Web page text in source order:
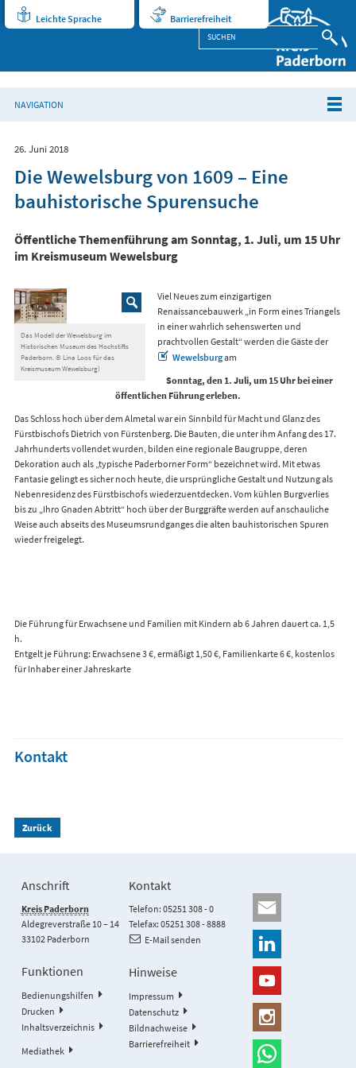
Leichte Sprache Barrierefreiheit
NAVIGATION
26. Juni 2018
Die Wewelsburg von 1609 – Eine
bauhistorische Spurensuche
Öffentliche Themenführung am Sonntag, 1. Juli, um 15 Uhr
im Kreismuseum Wewelsburg
Das Modell der Wewelsburg im
Historischen Museum des Hochstifts
Paderborn. © Lina Loos für das
Kreismuseum Wewelsburg)
Viel Neues zum einzigartigen
Renaissancebauwerk „in Form eines Triangels
in einer wahrlich sehenswerten und
prachtvollen Gestalt“ werden die Gäste der
Wewelsburgam
Sonntag, den 1. Juli, um 15 Uhr bei einer
öffentlichen Führung erleben.
Das Schloss hoch über dem Almetal war ein Sinnbild für Macht und Glanz des
Fürstbischofs Dietrich von Fürstenberg. Die Bauten, die unter ihm Anfang des 17.
Jahrhunderts vollendet wurden, bilden eine regionale Baugruppe, deren
Dekoration auch als „typische Paderborner Form“ bezeichnet wird. Mit etwas
Fantasie gelingt es sicher noch heute, die ursprüngliche Gestalt und Nutzung als
Nebenresidenz des Fürstbischofs wiederzuentdecken. Vom kühlen Burgverlies
bis zu „Ihro Gnaden Abtritt“ hoch über der Burggräfte werden auf anschauliche
Weise auch abseits des Museumsrundganges die alten bauhistorischen Spuren
wieder freigelegt.
Die Führung für Erwachsene und Familien mit Kindern ab 6 Jahren dauert ca. 1,5
h.
Entgelt je Führung: Erwachsene 3 €, ermäßigt 1,50 €, Familienkarte 6 €, kostenlos
für Inhaber einer Jahreskarte
Kontakt
Zurück
Anschrift
Kreis Paderborn
Aldegreverstraße 10 – 14
33102 Paderborn
Kontakt
Telefon: 05251 308 - 0
Telefax: 05251 308 - 8888
E-Mail senden
Funktionen
Bedienungshilfen
Drucken
Inhaltsverzeichnis
Mediathek
Hinweise
Impressum
Datenschutz
Bildnachweise
Barrierefreiheit